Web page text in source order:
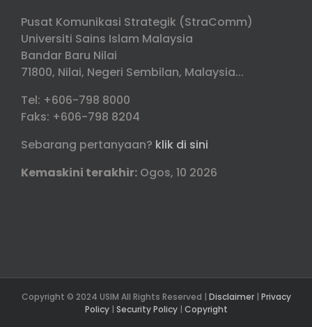
Pusat Komunikasi Strategik (StraComm)
Universiti Sains Islam Malaysia
Bandar Baru Nilai
71800, Nilai, Negeri Sembilan, Malaysia...
Tel: +606-798 8000
Faks: +606-798 8204
Sebarang pertanyaan? klik di sini
Kemaskini terakhir: Ogos, 10 2026
Copyright © 2024 USIM All Rights Reserved | Disclaimer| Privacy
Policy| Security Policy| Copyright